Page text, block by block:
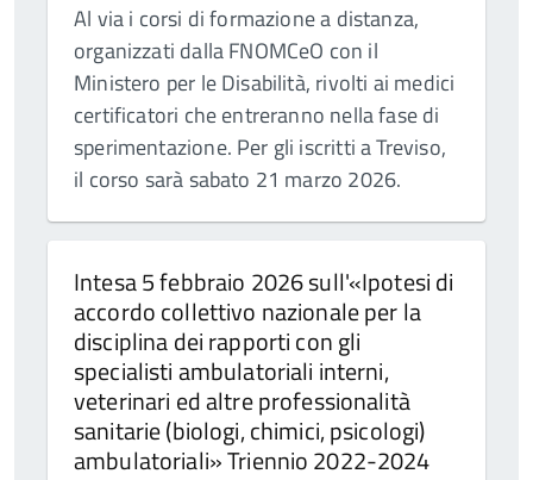
Al via i corsi di formazione a distanza,
organizzati dalla FNOMCeO con il
Ministero per le Disabilità, rivolti ai medici
certificatori che entreranno nella fase di
sperimentazione. Per gli iscritti a Treviso,
il corso sarà sabato 21 marzo 2026.
Intesa 5 febbraio 2026 sull'«Ipotesi di
accordo collettivo nazionale per la
disciplina dei rapporti con gli
specialisti ambulatoriali interni,
veterinari ed altre professionalità
sanitarie (biologi, chimici, psicologi)
ambulatoriali» Triennio 2022-2024